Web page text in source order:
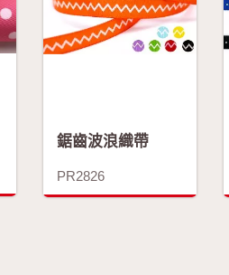
鋸齒波浪織帶
PR2826